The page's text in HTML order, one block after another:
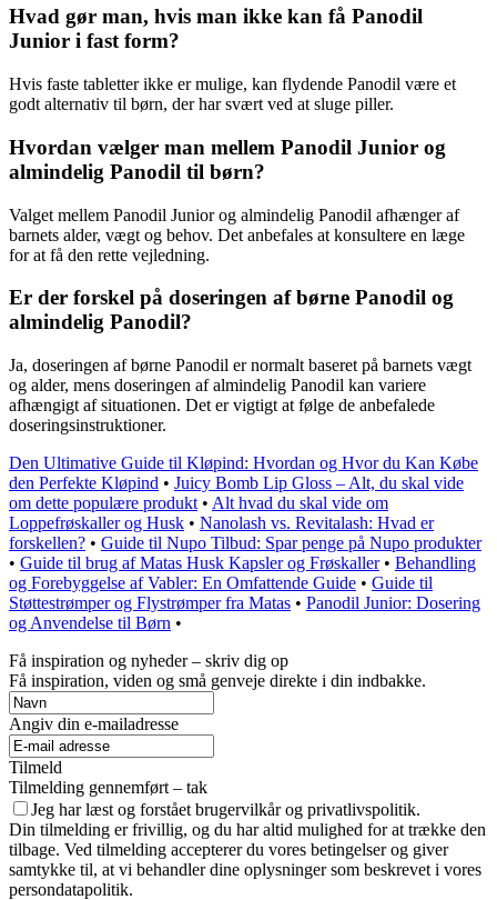
Hvad gør man, hvis man ikke kan få Panodil
Junior i fast form?
Hvis faste tabletter ikke er mulige, kan flydende Panodil være et
godt alternativ til børn, der har svært ved at sluge piller.
Hvordan vælger man mellem Panodil Junior og
almindelig Panodil til børn?
Valget mellem Panodil Junior og almindelig Panodil afhænger af
barnets alder, vægt og behov. Det anbefales at konsultere en læge
for at få den rette vejledning.
Er der forskel på doseringen af børne Panodil og
almindelig Panodil?
Ja, doseringen af børne Panodil er normalt baseret på barnets vægt
og alder, mens doseringen af almindelig Panodil kan variere
afhængigt af situationen. Det er vigtigt at følge de anbefalede
doseringsinstruktioner.
Den Ultimative Guide til Kløpind: Hvordan og Hvor du Kan Købe
den Perfekte Kløpind • Juicy Bomb Lip Gloss – Alt, du skal vide
om dette populære produkt • Alt hvad du skal vide om
Loppefrøskaller og Husk • Nanolash vs. Revitalash: Hvad er
forskellen? • Guide til Nupo Tilbud: Spar penge på Nupo produkter
• Guide til brug af Matas Husk Kapsler og Frøskaller• Behandling
og Forebyggelse af Vabler: En Omfattende Guide • Guide til
Støttestrømper og Flystrømper fra Matas • Panodil Junior: Dosering
og Anvendelse til Børn •
Få inspiration og nyheder – skriv dig op
Få inspiration, viden og små genveje direkte i din indbakke.
Angiv din e-mailadresse
Tilmeld
Tilmelding gennemført – tak
Jeg har læst og forstået brugervilkår og privatlivspolitik.
Din tilmelding er frivillig, og du har altid mulighed for at trække den
tilbage. Ved tilmelding accepterer du vores betingelser og giver
samtykke til, at vi behandler dine oplysninger som beskrevet i vores
persondatapolitik.